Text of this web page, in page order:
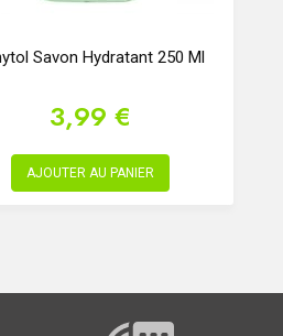
Savon Hydratant 250 Ml
3,99 €
AJOUTER AU PANIER